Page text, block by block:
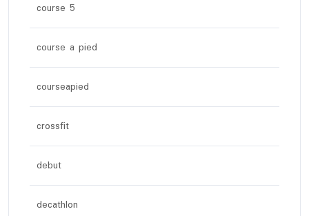
course 5
course a pied
courseapied
crossfit
debut
decathlon